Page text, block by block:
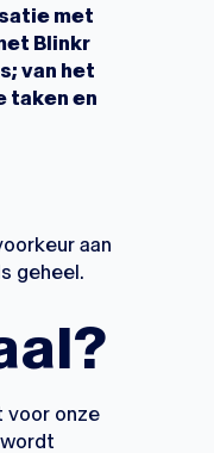
met
Blinkr
van het
taken en
aan
geheel.
voor onze